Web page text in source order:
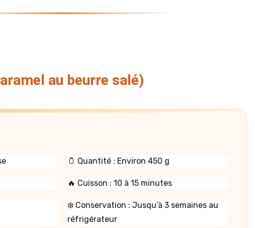
au beurre salé)
🫙 Quantité : Environ 450 g
🔥 Cuisson : 10 à 15 minutes
❄️ Conservation : Jusqu’à 3 semaines au
réfrigérateur